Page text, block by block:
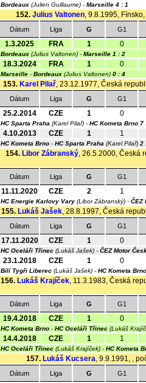
Bordeaux (Julien Guillaume) - Marseille 4 : 1
152. Julius Valtonen, 9.8.1995,
Dátum Liga G G1
1.3.2025 FRA 1 0
Bordeaux (Julius Valtonen) - Marseille 1 : 2
18.3.2024 FRA 1 0
Marseille - Bordeaux (Julius Valtonen) 0 : 4
153. Karel Pilař, 23.12.1977, Česká
Dátum Liga G G1
25.2.2014 CZE 1 0
HC Sparta Praha (Karel Pilař) - HC Kometa Brno 7
4.10.2013 CZE 1 1
HC Kometa Brno - HC Sparta Praha (Karel Pilař) 2
154. Libor Zábranský, 26.5.2000, Česká
Dátum Liga G G1
11.11.2020 CZE 2 1
HC Energie Karlovy Vary (Libor Zábranský) - ČEZ
155. Lukáš Jašek, 28.8.1997, Česká
Dátum Liga G G1
17.11.2020 CZE 1 0
HC Oceláři Třinec (Lukáš Jašek) - ČEZ Motor
23.1.2018 CZE 1 0
Bílí Tygři Liberec (Lukáš Jašek) - HC Kometa Brno
156. Lukáš Krajíček, 11.3.1983, Česká
Dátum Liga G G1
19.4.2018 CZE 1 0
HC Kometa Brno - HC Oceláři Třinec (Lukáš
14.4.2018 CZE 1 1
HC Oceláři Třinec (Lukáš Krajíček) - HC Kometa
157. Lukáš Kucsera, 9.9.1991, ,
Dátum Liga G G1